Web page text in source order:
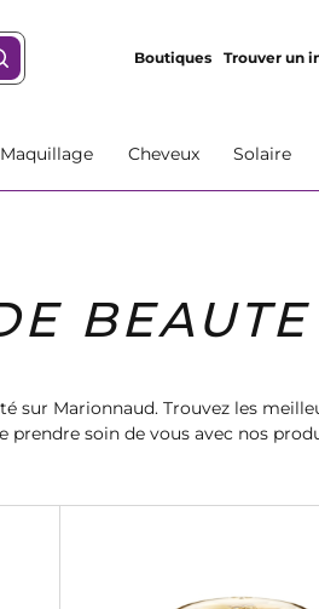
Boutiques Trouver un
Maquillage Cheveux Solaire
BEAUTE
sur Marionnaud. Trouvez les
soin de vous avec nos